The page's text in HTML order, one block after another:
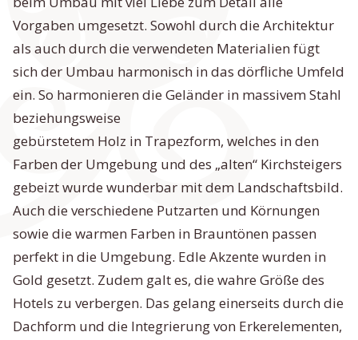
Vorgaben umgesetzt. Sowohl durch die Architektur
als auch durch die verwendeten Materialien fügt
sich der Umbau harmonisch in das dörfliche Umfeld
ein. So harmonieren die Geländer in massivem Stahl
beziehungsweise
gebürstetem Holz in Trapezform, welches in den
Farben der Umgebung und des „alten“ Kirchsteigers
gebeizt wurde wunderbar mit dem Landschaftsbild.
Auch die verschiedene Putzarten und Körnungen
sowie die warmen Farben in Brauntönen passen
perfekt in die Umgebung. Edle Akzente wurden in
Gold gesetzt. Zudem galt es, die wahre Größe des
Hotels zu verbergen. Das gelang einerseits durch die
Dachform und die Integrierung von Erkerelementen,